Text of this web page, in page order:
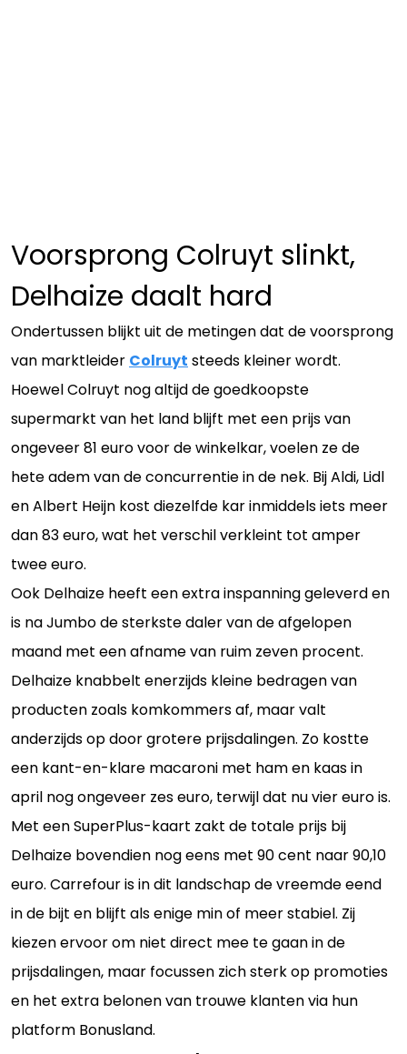
Voorsprong Colruyt slinkt,
Delhaize daalt hard
Ondertussen blijkt uit de metingen dat de voorsprong
van marktleider Colruyt steeds kleiner wordt.
Hoewel Colruyt nog altijd de goedkoopste
supermarkt van het land blijft met een prijs van
ongeveer 81 euro voor de winkelkar, voelen ze de
hete adem van de concurrentie in de nek. Bij Aldi, Lidl
en Albert Heijn kost diezelfde kar inmiddels iets meer
dan 83 euro, wat het verschil verkleint tot amper
twee euro.
Ook Delhaize heeft een extra inspanning geleverd en
is na Jumbo de sterkste daler van de afgelopen
maand met een afname van ruim zeven procent.
Delhaize knabbelt enerzijds kleine bedragen van
producten zoals komkommers af, maar valt
anderzijds op door grotere prijsdalingen. Zo kostte
een kant-en-klare macaroni met ham en kaas in
april nog ongeveer zes euro, terwijl dat nu vier euro is.
Met een SuperPlus-kaart zakt de totale prijs bij
Delhaize bovendien nog eens met 90 cent naar 90,10
euro. Carrefour is in dit landschap de vreemde eend
in de bijt en blijft als enige min of meer stabiel. Zij
kiezen ervoor om niet direct mee te gaan in de
prijsdalingen, maar focussen zich sterk op promoties
en het extra belonen van trouwe klanten via hun
platform Bonusland.